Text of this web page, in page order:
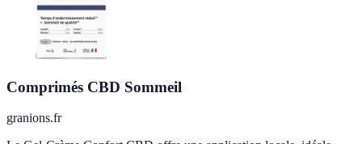
Comprimés CBD Sommeil
granions.fr